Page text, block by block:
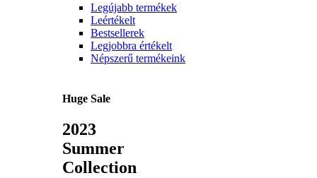
Legújabb termékek
Leértékelt
Bestsellerek
Legjobbra értékelt
Népszerű termékeink
Huge Sale
2023
Summer
Collection